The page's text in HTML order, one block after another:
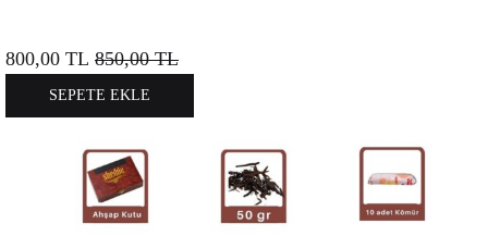
800,00 TL 850,00TL
SEPETE EKLE